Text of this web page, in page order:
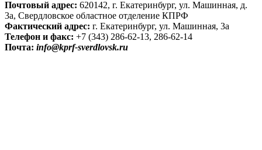
Почтовый адрес: 620142, г. Екатеринбург, ул. Машинная, д.
3а, Свердловское областное отделение КПРФ
Фактический адрес: г. Екатеринбург, ул. Машинная, 3а
Телефон и факс: +7 (343) 286-62-13, 286-62-14
Почта: info@kprf-sverdlovsk.ru